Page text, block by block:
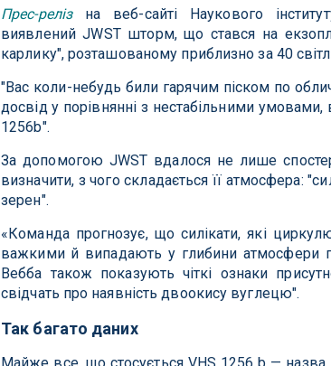
Прес-релізна веб-сайті Наукового
виявлений JWST шторм, що стався на
карлику", розташованому приблизно за 40
"Вас коли-небудь били гарячим піском по
досвід у порівнянні з нестабільними
1256b".
За допомогою JWST вдалося не лише
визначити, з чого складається її атмосфера:
зерен".
«Команда прогнозує, що силікати, які
важкими й випадають у глибини атмосфери
Вебба також показують чіткі ознаки
свідчать про наявність двоокису вуглецю".
Так багато даних